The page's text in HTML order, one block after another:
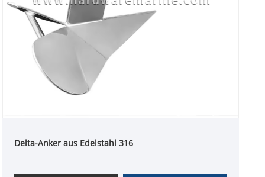
Delta-Anker aus Edelstahl 316